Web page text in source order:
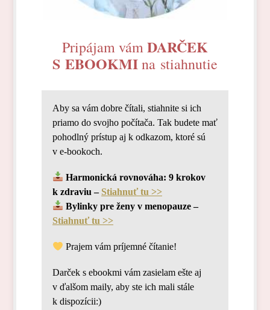
Pripájam vámDARČEK
S EBOOKMIna stiahnutie
Aby sa vám dobre čítali, stiahnite si ich
priamo do svojho počítača. Tak budete mať
pohodlný prístup aj k odkazom, ktoré sú
v e-bookoch.
Harmonická rovnováha: 9 krokov
k zdraviu – Stiahnuť tu >>
Bylinky pre ženy v menopauze –
Stiahnuť tu >>
Prajem vám príjemné čítanie!
Darček s ebookmi vám zasielam ešte aj
v ďalšom maily, aby ste ich mali stále
k dispozícii:)